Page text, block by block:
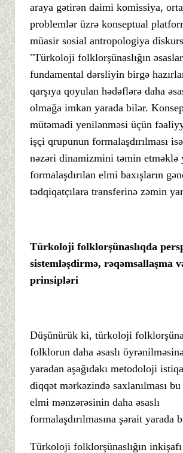
araya gətirən daimi komissiya,
problemlər üzrə konseptual
müasir sosial antropologiya
"Türkoloji folklorşünaslığın
fundamental dərsliyin birgə
qarşıya qoyulan hədəflərə daha
olmağa imkan yarada bilər.
mütəmadi yenilənməsi üçün
işçi qrupunun formalaşdırılması
nəzəri dinamizmini təmin etməklə
formalaşdırılan elmi baxışların
tədqiqatçılara transferinə zəmin
Türkoloji folklorşünaslıqda
sistemləşdirmə, rəqəmsallaşma
prinsipləri
Düşünürük ki, türkoloji
folklorun daha əsaslı
yaradan aşağıdakı metodoloji
diqqət mərkəzində saxlanılması bu
elmi mənzərəsinin daha əsaslı
formalaşdırılmasına şərait yarada
Türkoloji folklorşünaslığın